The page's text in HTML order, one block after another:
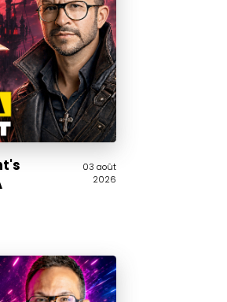
03 août
2026